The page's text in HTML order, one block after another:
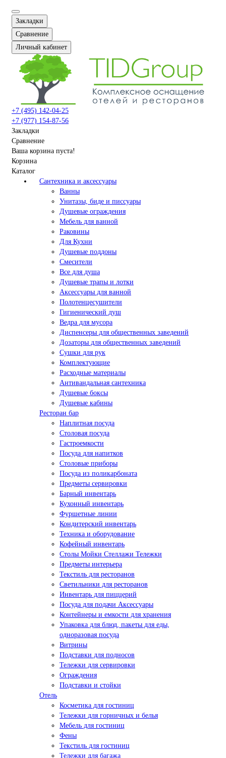
Закладки
Сравнение
Личный кабинет
+7 (495) 142-04-25
+7 (977) 154-87-56
Закладки
Сравнение
Ваша корзина пуста!
Корзина
Каталог
Сантехника и аксессуары
Ванны
Унитазы, биде и писсуары
Душевые ограждения
Мебель для ванной
Раковины
Для Кухни
Душевые поддоны
Смесители
Все для душа
Душевые трапы и лотки
Аксессуары для ванной
Полотенцесушители
Гигиенический душ
Ведра для мусора
Диспенсеры для общественных заведений
Дозаторы для общественных заведений
Сушки для рук
Комплектующие
Расходные материалы
Антивандальная сантехника
Душевые боксы
Душевые кабины
Ресторан бар
Наплитная посуда
Столовая посуда
Гастроемкости
Посуда для напитков
Столовые приборы
Посуда из поликарбоната
Предметы сервировки
Барный инвентарь
Кухонный инвентарь
Фуршетные линии
Кондитерский инвентарь
Техника и оборудование
Кофейный инвентарь
Столы Мойки Стеллажи Тележки
Предметы интерьера
Текстиль для ресторанов
Светильники для ресторанов
Инвентарь для пиццерий
Посуда для подачи Аксессуары
Контейнеры и емкости для хранения
Упаковка для блюд, пакеты для еды,
одноразовая посуда
Витрины
Подставки для подносов
Тележки для сервировки
Ограждения
Подставки и стойки
Отель
Косметика для гостиниц
Тележки для горничных и белья
Мебель для гостиниц
Фены
Текстиль для гостиниц
Тележки для багажа